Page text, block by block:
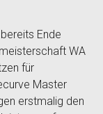
Ende
WA
für
Master
erstmalig den